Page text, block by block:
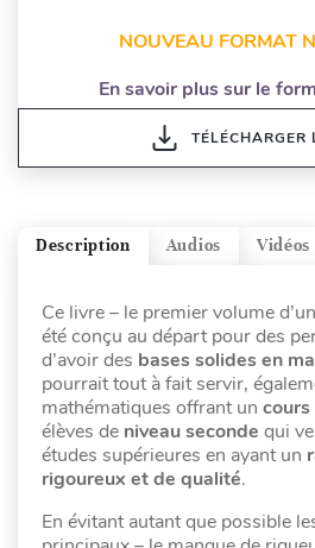
NOUVEAU FORMAT
En savoir plus sur le
TÉLÉCHARGER
Vidéos
Audios
Description
Ce livre – le premier volume
été conçu au départ pour des
d’avoir des bases solides en
pourrait tout à fait servir,
mathématiques offrant un
élèves de niveau seconde qui
études supérieures en ayant un
rigoureux et de qualité.
En évitant autant que possible